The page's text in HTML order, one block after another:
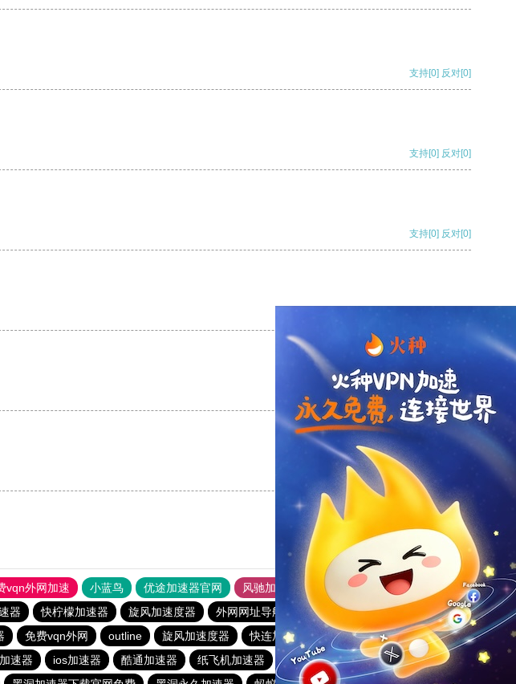
支持[0] 反对[0]
支持[0] 反对[0]
支持[0] 反对[0]
支持 [0] 反对 [0]
支持
vqn外网加速 小蓝鸟 优途加速器官网 风驰加速器
旋风加速器
器 快柠檬加速器 旋风加速度器 外网网址导航 软件中心 雷霆加速
狂飙加速器
免费vqn外网 outline 旋风加速度器
快连加速器app
速器 ios加速器 酷通加速器 纸飞机加速器 outline 极光加速器
v蚂蚁加速器